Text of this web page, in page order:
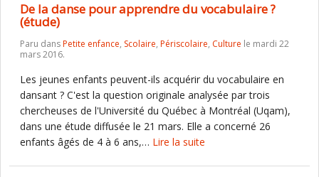
De la danse pour apprendre du vocabulaire ?
(étude)
Paru dansPetite enfance, Scolaire, Périscolaire, Culture le mardi 22
mars 2016.
Les jeunes enfants peuvent-ils acquérir du vocabulaire en
dansant ? C'est la question originale analysée par trois
chercheuses de l'Université du Québec à Montréal (Uqam),
dans une étude diffusée le 21 mars. Elle a concerné 26
enfants âgés de 4 à 6 ans,… Lire la suite